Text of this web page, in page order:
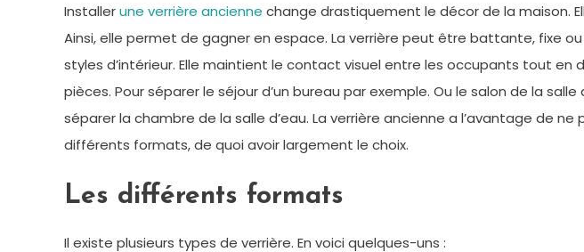
Installerune verrière ancienne change drastiquement le décor de la maison.
Ainsi, elle permet de gagner en espace. La verrière peut être battante, fixe
styles d’intérieur. Elle maintient le contact visuel entre les occupants tout
pièces. Pour séparer le séjour d’un bureau par exemple. Ou le salon de la
séparer la chambre de la salle d’eau. La verrière ancienne a l’avantage de ne
différents formats, de quoi avoir largement le choix.
Les différents formats
Il existe plusieurs types de verrière. En voici quelques-uns :